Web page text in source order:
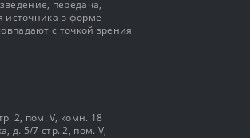
передача,
источника в форме
с точкой зрения
2, пом. V, комн. 18
д. 5/7 стр. 2, пом. V,